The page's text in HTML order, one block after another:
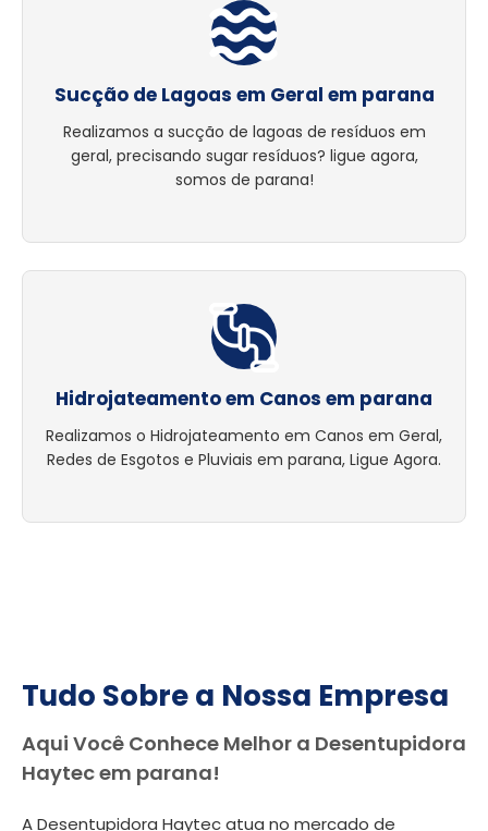
Sucção de Lagoas em Geral em parana
Realizamos a sucção de lagoas de resíduos em
geral, precisando sugar resíduos? ligue agora,
somos de parana!
Hidrojateamento em Canos em parana
Realizamos o Hidrojateamento em Canos em Geral,
Redes de Esgotos e Pluviais em parana, Ligue Agora.
Tudo Sobre a Nossa Empresa
Aqui Você Conhece Melhor a Desentupidora
Haytec em parana!
A Desentupidora Haytec atua no mercado de